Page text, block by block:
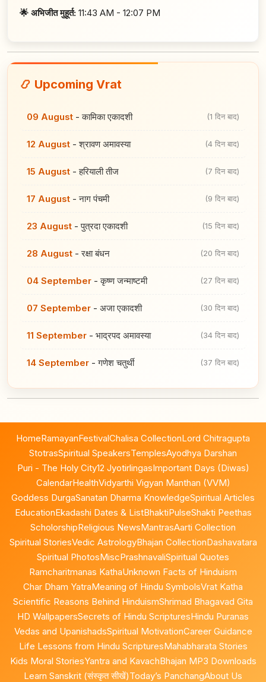
🌟 अभिजीत मुहूर्त: 11:43 AM - 12:07 PM
📿 Upcoming Vrat
09 August -कामिका एकादशी (1 दिन बाद)
12 August -श्रावण अमावस्या (4 दिन बाद)
15 August -हरियाली तीज (7 दिन बाद)
17 August -नाग पंचमी (9 दिन बाद)
23 August -पुत्रदा एकादशी (15 दिन बाद)
28 August -रक्षा बंधन (20 दिन बाद)
04 September -कृष्ण जन्माष्टमी (27 दिन बाद)
07 September - अजा एकादशी (30 दिन बाद)
11 September - भाद्रपद अमावस्या (34 दिन बाद)
14 September -गणेश चतुर्थी (37 दिन बाद)
HomeRamayanFestivalChalisa CollectionLord Chitragupta
StotrasSpiritual SpeakersTemplesAyodhya Darshan
Puri - The Holy City12 JyotirlingasImportant Days (Diwas)
CalendarHealthVidyarthi Vigyan Manthan (VVM)
Goddess DurgaSanatan Dharma KnowledgeSpiritual Articles
EducationEkadashi Dates & ListBhaktiPulseShakti Peethas
ScholorshipReligious NewsMantrasAarti Collection
Spiritual StoriesVedic AstrologyBhajan CollectionDashavatara
Spiritual PhotosMiscPrashnavaliSpiritual Quotes
Ramcharitmanas KathaUnknown Facts of Hinduism
Char Dham YatraMeaning of Hindu SymbolsVrat Katha
Scientific Reasons Behind HinduismShrimad Bhagavad Gita
HD WallpapersSecrets of Hindu ScripturesHindu Puranas
Vedas and UpanishadsSpiritual MotivationCareer Guidance
Life Lessons from Hindu ScripturesMahabharata Stories
Kids Moral StoriesYantra and KavachBhajan MP3 Downloads
Learn Sanskrit (संस्कृत सीखें)Today’s PanchangAbout Us